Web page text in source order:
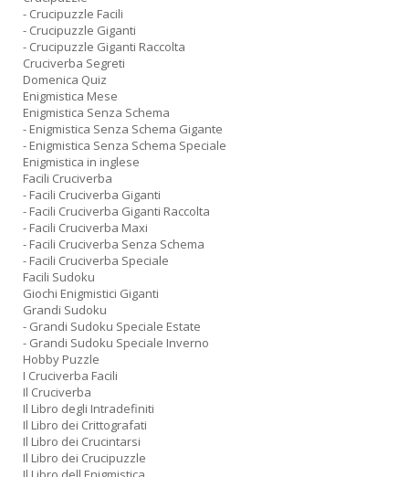
- Crucipuzzle Facili
- Crucipuzzle Giganti
- Crucipuzzle Giganti Raccolta
Cruciverba Segreti
Domenica Quiz
Enigmistica Mese
Enigmistica Senza Schema
- Enigmistica Senza Schema Gigante
- Enigmistica Senza Schema Speciale
Enigmistica in inglese
Facili Cruciverba
- Facili Cruciverba Giganti
- Facili Cruciverba Giganti Raccolta
- Facili Cruciverba Maxi
- Facili Cruciverba Senza Schema
- Facili Cruciverba Speciale
Facili Sudoku
Giochi Enigmistici Giganti
Grandi Sudoku
- Grandi Sudoku Speciale Estate
- Grandi Sudoku Speciale Inverno
Hobby Puzzle
I Cruciverba Facili
Il Cruciverba
Il Libro degli Intradefiniti
Il Libro dei Crittografati
Il Libro dei Crucintarsi
Il Libro dei Crucipuzzle